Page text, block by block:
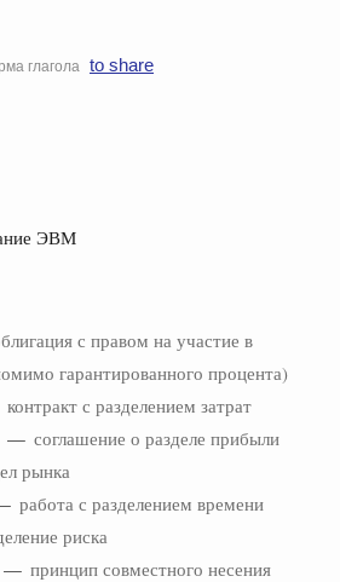
глагола to share
ЭВМ
с правом на участие в
гарантированного процента)
контракт с разделением затрат
— соглашение о разделе прибыли
рынка
работа с разделением времени
риска
— принцип совместного несения